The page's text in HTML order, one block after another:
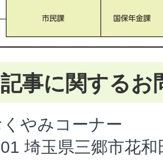
事に関するお
やみコーナー
埼玉県三郷市花